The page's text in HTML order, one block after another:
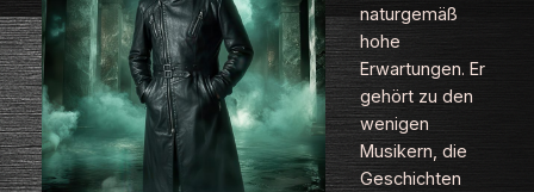
naturgemäß
hohe
Erwartungen. Er
gehört zu den
wenigen
Musikern, die
Geschichten